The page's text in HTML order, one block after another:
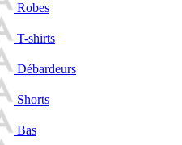
Robes
T-shirts
Débardeurs
Shorts
Bas